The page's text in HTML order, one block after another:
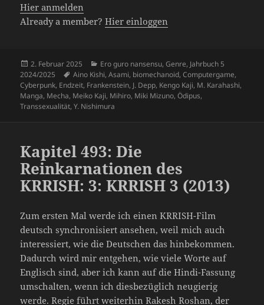
Hier anmelden
Already a member?Hier einloggen
Veröffentlicht
am
2. Februar 2025 Kategorien
Ero guro nansensu,Genre, Jahrbuch 5
2024/2025
Schlagwörter
Aino Kishi,Asami, biomechanoid,Computergame,
Cyberpunk, Endzeit, Frankenstein, J. Depp, Kengo Kaji, M. Karahashi,
Manga, Mecha, Meiko Kaji, Mihiro, Miki Mizuno,Ödipus,
Transsexualität,Y. Nishimura
Kapitel 493: Die
Reinkarnationen des
KRRISH: 3: KRRISH 3 (2013)
Zum ersten Mal werde ich einen KRRISH-Film
deutsch synchronisiert ansehen, weil mich auch
interessiert, wie die Deutschen das hinbekommen.
Dadurch wird mir entgehen, wie viele Worte auf
Englisch sind, aber ich kann auf die Hindi-Fassung
umschalten, wenn ich diesbezüglich neugierig
werde. Regie führt weiterhin Rakesh Roshan, der